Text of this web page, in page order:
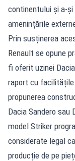
continentului și a-
amenințările
Prin susținerea
Renault se opune
fi oferit uzinei
raport cu facilitățile
propunerea
Dacia Sandero sau
model Striker
considerate legal
producție de pe